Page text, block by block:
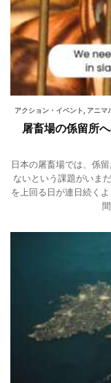
アクション・イベント アニマ
屠畜場の係留所
日本の屠畜場では、係
ないという課題がいま
を上回る日が連日続く